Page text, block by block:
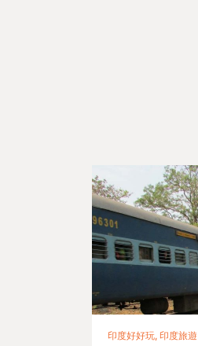
印度好好玩, 印度旅遊